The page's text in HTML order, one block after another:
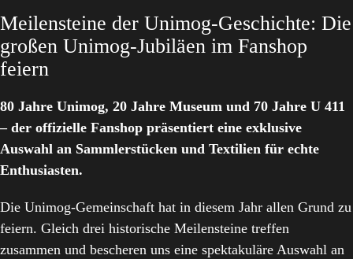
Meilensteine der Unimog-Geschichte: Die
großen Unimog-Jubiläen im Fanshop
feiern
80 Jahre Unimog, 20 Jahre Museum und 70 Jahre U 411
– der offizielle Fanshop präsentiert eine exklusive
Auswahl an Sammlerstücken und Textilien für echte
Enthusiasten.
Die Unimog-Gemeinschaft hat in diesem Jahr allen Grund zu
feiern. Gleich drei historische Meilensteine treffen
zusammen und bescheren uns eine spektakuläre Auswahl an